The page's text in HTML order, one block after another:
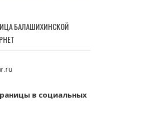
БАЛАШИХИНСКОЙ
в социальных